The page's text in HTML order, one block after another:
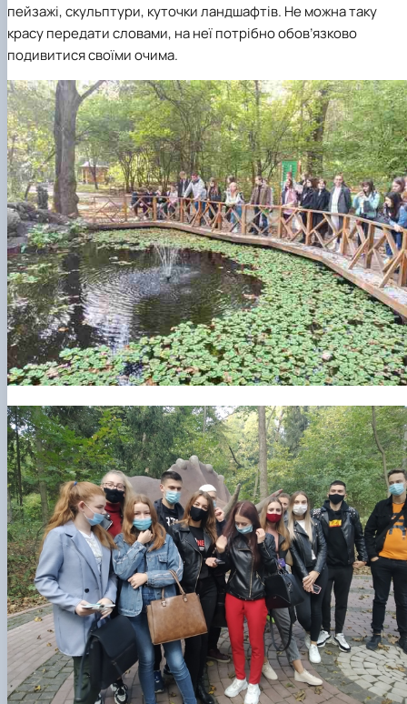
пейзажі, скульптури, куточки ландшафтів. Не можна таку
красу передати словами, на неї потрібно обов’язково
подивитися своїми очима.